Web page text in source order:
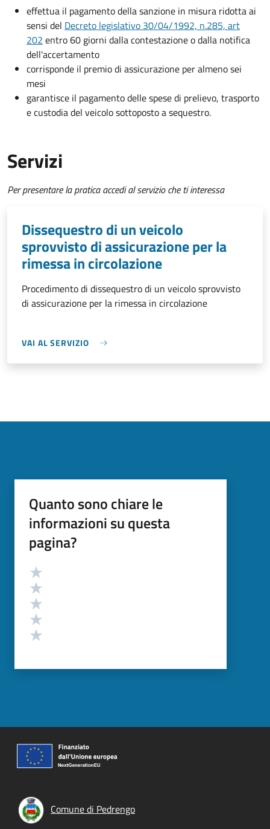
effettua il pagamento della sanzione in misura ridotta ai
sensi del Decreto legislativo 30/04/1992, n.285, art
202 entro 60 giorni dalla contestazione o dalla notifica
dell'accertamento
corrisponde il premio di assicurazione per almeno sei
mesi
garantisce il pagamento delle spese di prelievo, trasporto
e custodia del veicolo sottoposto a sequestro.
Servizi
Per presentare la pratica accedi al servizio che ti interessa
Dissequestro di un veicolo
sprovvisto di assicurazione per la
rimessa in circolazione
Procedimento di dissequestro di un veicolo sprovvisto
di assicurazione per la rimessa in circolazione
VAI AL SERVIZIO
Quanto sono chiare le
informazioni su questa
pagina?
Valutazione
Comune di Pedrengo